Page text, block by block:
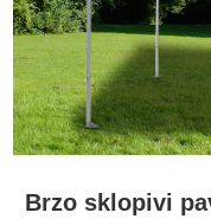
Brzo sklopivi